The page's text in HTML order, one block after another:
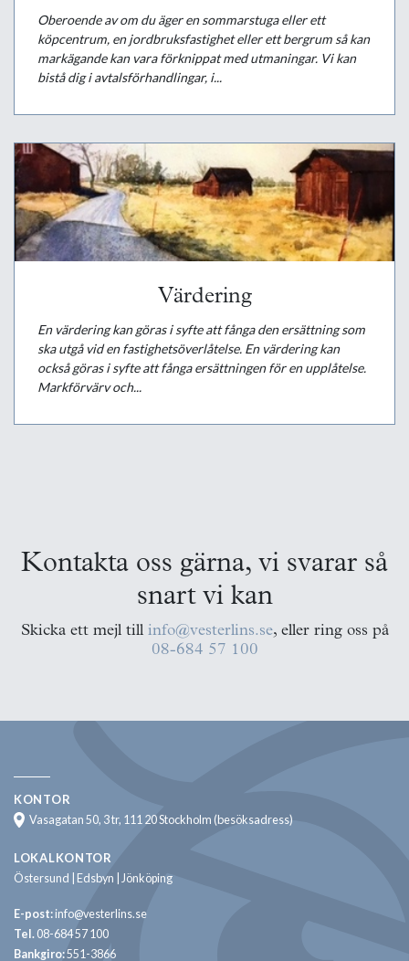
Oberoende av om du äger en sommarstuga eller ett
köpcentrum, en jordbruksfastighet eller ett bergrum så kan
markägande kan vara förknippat med utmaningar. Vi kan
bistå dig i avtalsförhandlingar, i...
Värdering
En värdering kan göras i syfte att fånga den ersättning som
ska utgå vid en fastighetsöverlåtelse. En värdering kan
också göras i syfte att fånga ersättningen för en upplåtelse.
Markförvärv och...
Kontakta oss gärna, vi svarar så
snart vi kan
Skicka ett mejl till info@vesterlins.se, eller ring oss på
08-684 57 100
KONTOR
Vasagatan 50, 3 tr, 111 20 Stockholm (besöksadress)
LOKALKONTOR
Östersund | Edsbyn | Jönköping
E-post: info@vesterlins.se
Tel. 08-684 57 100
Bankgiro:551-3866